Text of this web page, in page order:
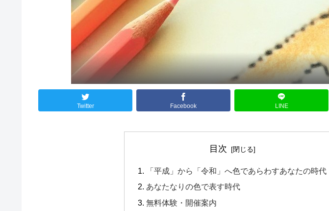
Twitter Facebook LINE
目次
「平成」から「令和」へ色であらわすあなたの時代
あなたなりの色で表す時代
無料体験・開催案内